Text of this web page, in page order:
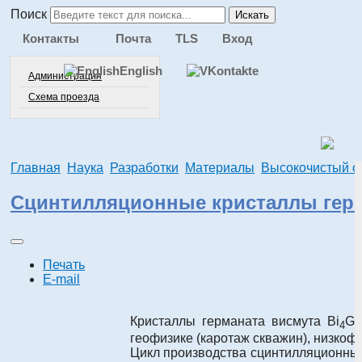
Поиск Искать
Контакты
Администрация
Схема проезда
Почта TLS Вход
English
Главная Наука Разработки Материалы Высокочистый
Сцинтилляционные кристаллы
Печать
E-mail
Кристаллы германата висмута Bi4Ge
геофизике (каротаж скважин),
Цикл производства